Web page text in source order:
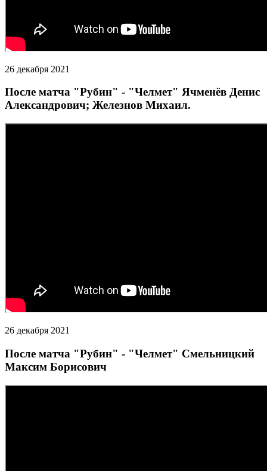
26 декабря 2021
После матча "Рубин" - "Челмет" Ячменёв Денис
Александрович; Железнов Михаил.
26 декабря 2021
После матча "Рубин" - "Челмет" Смельницкий
Максим Борисович